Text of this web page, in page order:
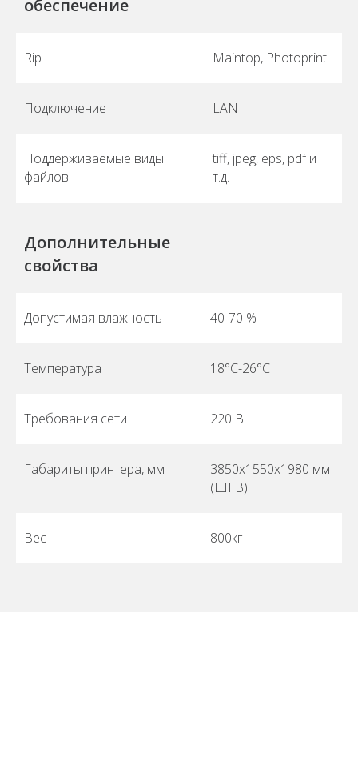
обеспечение
Rip Maintop, Photoprint
Подключение LAN
Поддерживаемые виды
файлов
tiff, jpeg, eps, pdf и
т.д.
Дополнительные
свойства
Допустимая влажность 40-70 %
Температура 18°C-26°C
Требования сети 220 В
Габариты принтера, мм
3850х1550х1980 мм
(ШГВ)
Вес 800кг